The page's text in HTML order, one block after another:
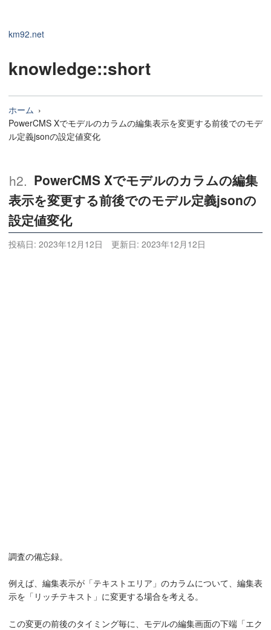
km92.net
knowledge::short
ホーム
PowerCMS Xでモデルのカラムの編集表示を変更する前後でのモデ
ル定義jsonの設定値変化
PowerCMS Xでモデルのカラムの編集
表示を変更する前後でのモデル定義jsonの
設定値変化
投稿日: 2023年12月12日 更新日: 2023年12月12日
調査の備忘録。
例えば、編集表示が「テキストエリア」のカラムについて、編集表
示を「リッチテキスト」に変更する場合を考える。
この変更の前後のタイミング毎に、モデルの編集画面の下端「エク